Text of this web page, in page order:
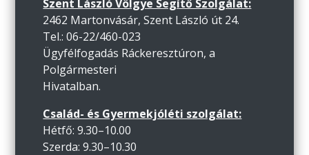
Szent László Völgye Segítő Szolgálat:
2462 Martonvásár, Szent László út 24.
Tel.: 06-22/460-023
Ügyfélfogadás Ráckeresztúron, a
Polgármesteri
Hivatalban.
Család- és Gyermekjóléti szolgálat:
Hétfő: 9.30–10.00
Szerda: 9.30–10.30